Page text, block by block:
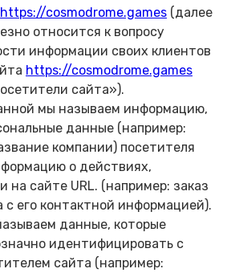
https://cosmodrome.games (далее
относится к вопросу
информации своих клиентов
https://cosmodrome.games
сайта»).
мы называем информацию,
данные (например:
компании) посетителя
о действиях,
на сайте URL. (например: заказ
с его контактной информацией).
данные, которые
идентифицировать с
сайта (например: